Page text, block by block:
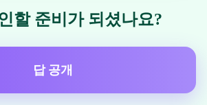
할 준비가 되셨나요?
답 공개